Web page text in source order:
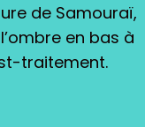
de Samouraï,
en bas à
traitement.